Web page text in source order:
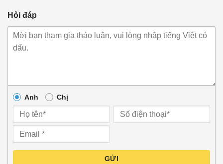
Hỏi đáp
Anh Chị
GỬI